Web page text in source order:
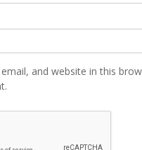
and website in this